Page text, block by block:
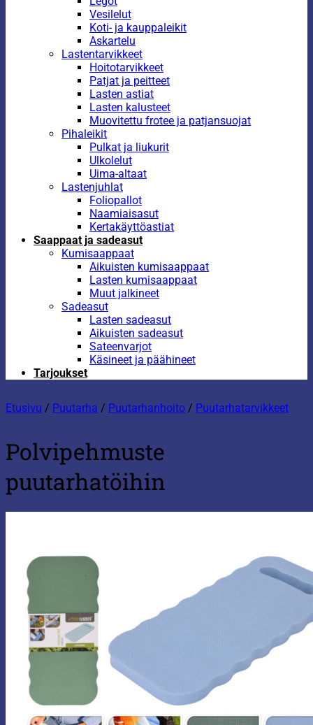
Vesilelut
Koti- ja kauppaleikit
Askartelu
Lastentarvikkeet
Hoitotarvikkeet
Patjat ja peitteet
Lasten astiat
Lasten kalusteet
Muovitettu frotee ja patjansuojat
Pihaleikit
Pulkat ja liukurit
Ulkolelut
Uima-altaat
Lastenjuhlat
Foliopallot
Naamiaisasut
Kertakäyttöastiat
Saappaat ja sadeasut
Kumisaappaat
Aikuisten kumisaappaat
Lasten kumisaappaat
Muut jalkineet
Sadeasut
Lasten sadeasut
Aikuisten sadeasut
Sateenvarjot
Käsineet ja päähineet
Tarjoukset
Etusivu / Puutarha / Puutarhanhoito / Puutarhatarvikkeet
Polvipehmuste
puutarhatöihin